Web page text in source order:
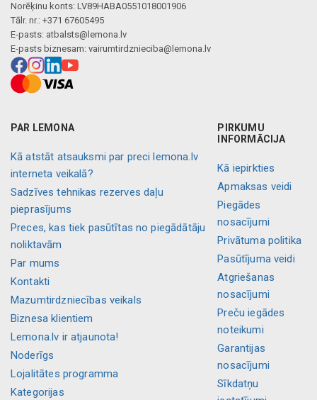
Norēķinu konts: LV89HABA0551018001906
Tālr. nr.: +371 67605495
E-pasts: atbalsts@lemona.lv
E-pasts biznesam: vairumtirdznieciba@lemona.lv
PAR LEMONA
Kā atstāt atsauksmi par preci lemona.lv
interneta veikalā?
Sadzīves tehnikas rezerves daļu
pieprasījums
Preces, kas tiek pasūtītas no piegādātāju
noliktavām
Par mums
Kontakti
Mazumtirdzniecības veikals
Biznesa klientiem
Lemona.lv ir atjaunota!
Noderīgs
Lojalitātes programma
Kategorijas
PIRKUMU
INFORMĀCIJA
Kā iepirkties
Apmaksas veidi
Piegādes
nosacījumi
Privātuma politika
Pasūtījuma veidi
Atgriešanas
nosacījumi
Preču iegādes
noteikumi
Garantijas
nosacījumi
Sīkdatņu